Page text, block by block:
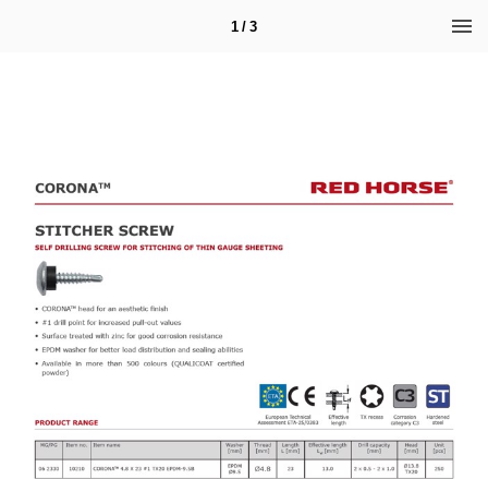
1 / 3